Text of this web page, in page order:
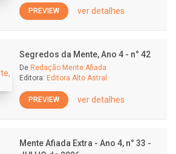
PREVIEW ver detalhes
Segredos da Mente, Ano 4 - n° 42
De Redação Mente Afiada
Editora: Editora Alto Astral
PREVIEW ver detalhes
Mente Afiada Extra - Ano 4, n° 33 -